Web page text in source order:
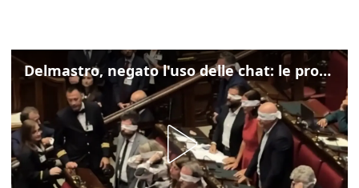
Delmastro, negato l'uso delle chat: le proteste di Avs e M5s